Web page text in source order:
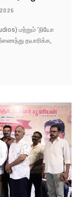
மற்றும் ‘நியோ
தயாரிக்க,